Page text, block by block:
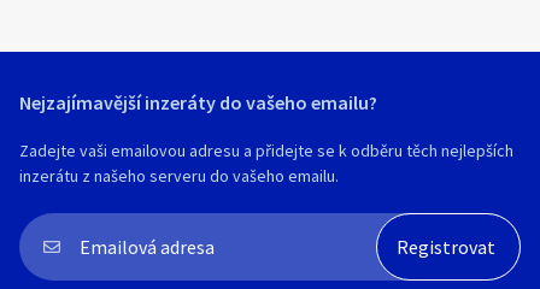
Nejzajímavější inzeráty do vašeho emailu?
Zadejte vaši emailovou adresu a přidejte se k odběru těch nejlepších
inzerátu z našeho serveru do vašeho emailu.